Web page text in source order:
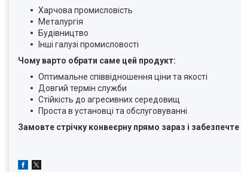
Харчова промисловість
Металургія
Будівництво
Інші галузі промисловості
Чому варто обрати саме цей продукт:
Оптимальне співвідношення ціни та якості
Довгий термін служби
Стійкість до агресивних середовищ
Проста в установці та обслуговуванні
Замовте стрічку конвеєрну прямо зараз і